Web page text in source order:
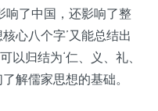
响了中国，还影响了整
心八个字’又能总结出
以归结为‘仁、义、礼、
解儒家思想的基础。